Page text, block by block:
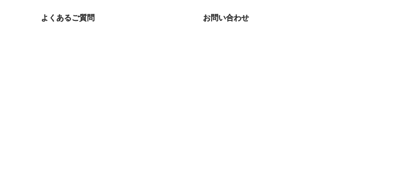
よくあるご質問 お問い合わせ